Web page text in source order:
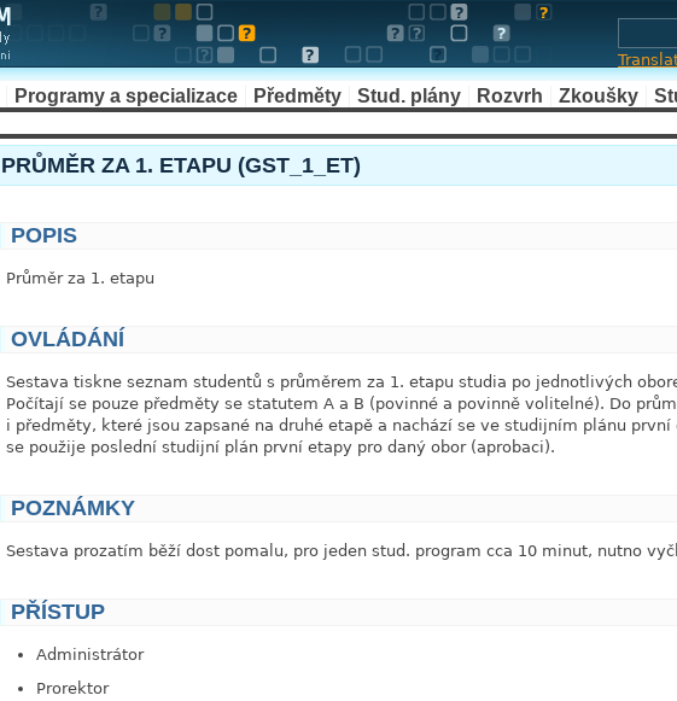
Programy a specializace Předměty Stud. plány Rozvrh Zkoušky
PRŮMĚR ZA 1. ETAPU (GST_1_ET)
POPIS
Průměr za 1. etapu
OVLÁDÁNÍ
Sestava tiskne seznam studentů s průměrem za 1. etapu studia po jednotlivých
Počítají se pouze předměty se statutem A a B (povinné a povinně volitelné). Do
i předměty, které jsou zapsané na druhé etapě a nachází se ve studijním plánu první
se použije poslední studijní plán první etapy pro daný obor (aprobaci).
POZNÁMKY
Sestava prozatím běží dost pomalu, pro jeden stud. program cca 10 minut, nutno
PŘÍSTUP
Administrátor
Prorektor